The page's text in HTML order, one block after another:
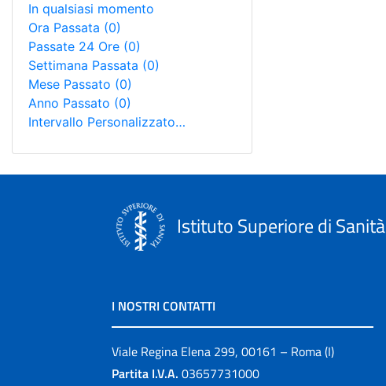
In qualsiasi momento
Ora Passata (0)
Passate 24 Ore (0)
Settimana Passata (0)
Mese Passato (0)
Anno Passato (0)
Intervallo Personalizzato…
Istituto Superiore di Sanità
I NOSTRI CONTATTI
Viale Regina Elena 299, 00161 – Roma (I)
Partita I.V.A. 03657731000